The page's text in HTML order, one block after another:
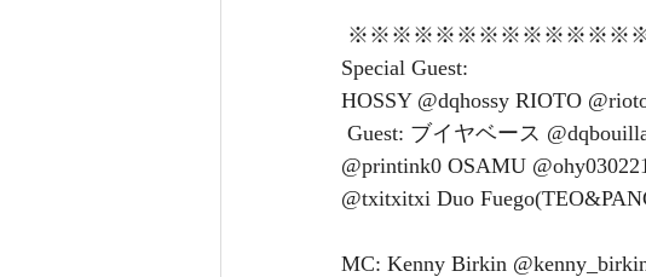
Special Guest:
HOSSY @dqhossy RIOTO
@printink0 OSAMU
@txitxitxi Duo
MC: Kenny Birkin